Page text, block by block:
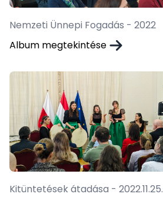
Nemzeti Ünnepi Fogadás - 2022
Album megtekintése
Kitüntetések átadása - 2022.11.25.